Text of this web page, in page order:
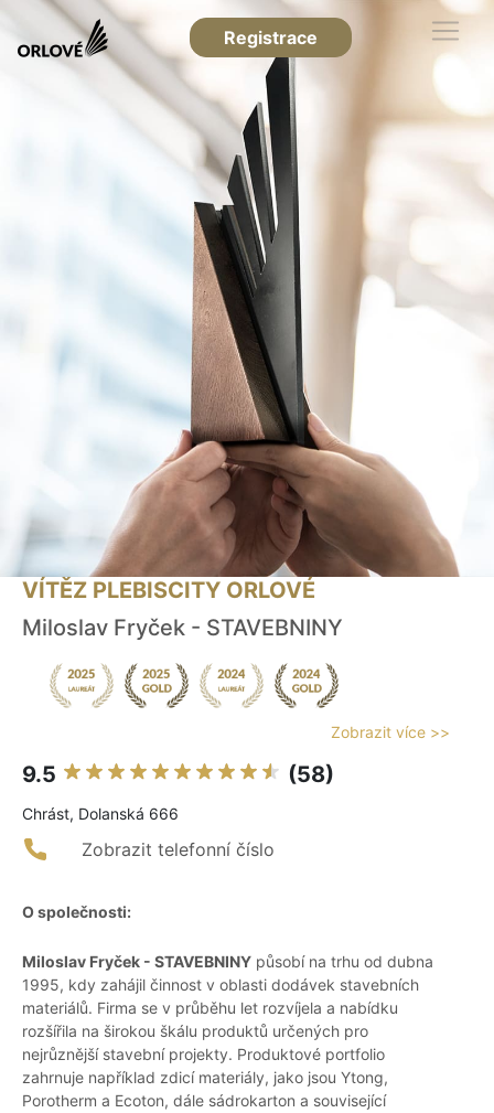
Registrace
VÍTĚZ PLEBISCITY ORLOVÉ
Miloslav Fryček - STAVEBNINY
Zobrazit více >>
9.5 (58)
Chrást, Dolanská 666
Zobrazit telefonní číslo
O společnosti:
Miloslav Fryček - STAVEBNINY působí na trhu od dubna
1995, kdy zahájil činnost v oblasti dodávek stavebních
materiálů. Firma se v průběhu let rozvíjela a nabídku
rozšířila na širokou škálu produktů určených pro
nejrůznější stavební projekty. Produktové portfolio
zahrnuje například zdicí materiály, jako jsou Ytong,
Porotherm a Ecoton, dále sádrokarton a související